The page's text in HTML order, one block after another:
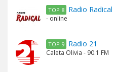
TOP 8 Radio Radical
- online
TOP 9 Radio 21
Caleta Olivia - 90.1 FM